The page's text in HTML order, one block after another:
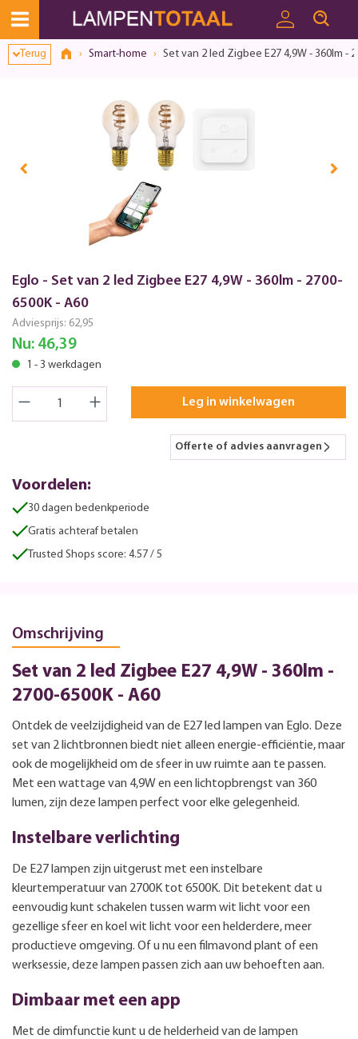
Terug Smart-home Set van 2 led Zigbee E27 4,9W - 360lm -
Eglo - Set van 2 led Zigbee E27 4,9W - 360lm - 2700-
6500K - A60
Adviesprijs: 62,95
Nu: 46,39
1 - 3 werkdagen
Leg in winkelwagen
Offerte of advies aanvragen
Voordelen:
30 dagen bedenkperiode
Gratis achteraf betalen
Trusted Shops score: 4.57 / 5
Omschrijving
Set van 2 led Zigbee E27 4,9W - 360lm -
2700-6500K - A60
Ontdek de veelzijdigheid van de E27 led lampen van Eglo. Deze
set van 2 lichtbronnen biedt niet alleen energie-efficiëntie, maar
ook de mogelijkheid om de sfeer in uw ruimte aan te passen.
Met een wattage van 4,9W en een lichtopbrengst van 360
lumen, zijn deze lampen perfect voor elke gelegenheid.
Instelbare verlichting
De E27 lampen zijn uitgerust met een instelbare
kleurtemperatuur van 2700K tot 6500K. Dit betekent dat u
eenvoudig kunt schakelen tussen warm wit licht voor een
gezellige sfeer en koel wit licht voor een helderdere, meer
productieve omgeving. Of u nu een filmavond plant of een
werksessie, deze lampen passen zich aan uw behoeften aan.
Dimbaar met een app
Met de dimfunctie kunt u de helderheid van de lampen